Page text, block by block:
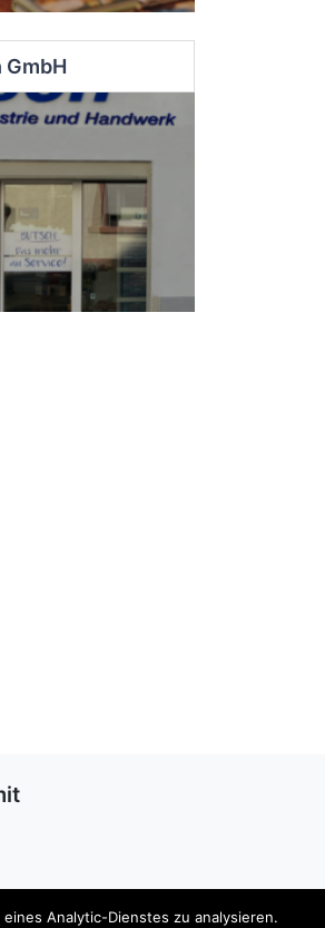
GmbH
Analytic-Dienstes zu analysieren.